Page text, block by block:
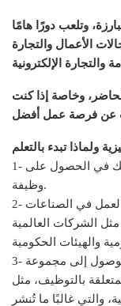
وتلعب دورًا هامًا
الأعمال والتجارة
وخاصة إذا كنت
عن فرصة عمل أفضل
1- يؤدي إتقان اللغة الإنجليزية في تحسين فرصك في الحصول على
وظيفة.
2- تفتح معرفة اللغة الإنجليزية أبواب فرص العمل في الصناعات
الشركات العالمية
3- يُمكن الإلمام باللغة الإنجليزية أيضًا أن يُتيح الوصول إلى مجموعة
بالتوظيف، مثل
والتي غالبًا ما تُنشر